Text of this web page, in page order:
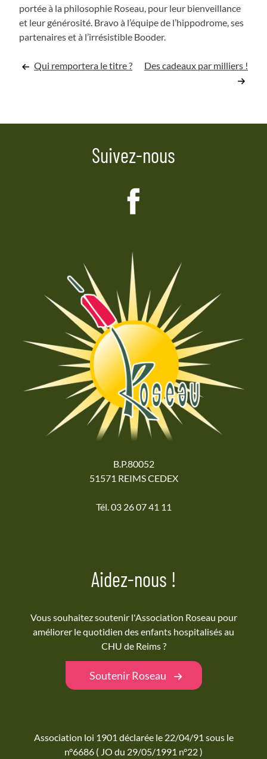
portée à la philosophie Roseau, pour leur bienveillance
et leur générosité. Bravo à l’équipe de l’hippodrome, ses
partenaires et à l’irrésistible Booder.
Navigation
l’article
Qui remportera le titre ? Des cadeaux par milliers !
Suivez-nous
B.P.80052
51571 REIMS CEDEX
Tél. 03 26 07 41 11
Aidez-nous !
Vous souhaitez soutenir l'Association Roseau pour
améliorer le quotidien des enfants hospitalisés au
CHU de Reims ?
Soutenir Roseau
Association loi 1901 déclarée le 22/04/91 sous le
n°6686 ( JO du 29/05/1991 n°22 )